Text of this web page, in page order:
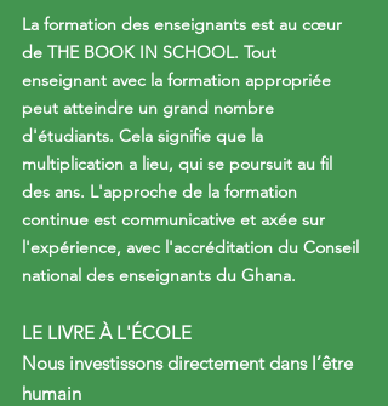
La formation des enseignants est au cœur
de THE BOOK IN SCHOOL. Tout
enseignant avec la formation appropriée
peut atteindre un grand nombre
d'étudiants. Cela signifie que la
multiplication a lieu, qui se poursuit au fil
des ans. L'approche de la formation
continue est communicative et axée sur
l'expérience, avec l'accréditation du Conseil
national des enseignants du Ghana.
LE LIVRE À L'ÉCOLE
Nous investissons directement dans l’être
humain